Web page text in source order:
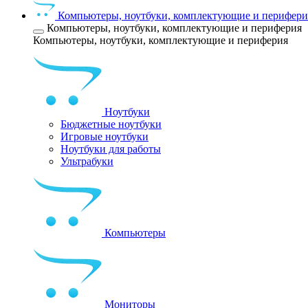
Компьютеры, ноутбуки, комплектующие и
Компьютеры, ноутбуки, комплектующие и периферия
Компьютеры, ноутбуки, комплектующие и периферия
Ноутбуки
Бюджетные ноутбуки
Игровые ноутбуки
Ноутбуки для работы
Ультрабуки
Компьютеры
Мониторы